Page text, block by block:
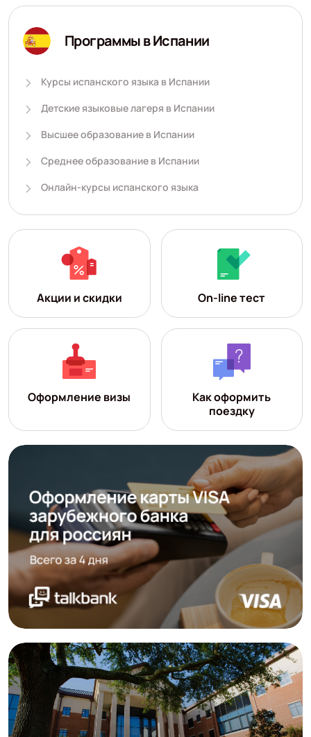
Программы в Испании
Курсы испанского языка в Испании
Детские языковые лагеря в Испании
Высшее образование в Испании
Среднее образование в Испании
Онлайн-курсы испанского языка
Акции и скидки On-line тест
Оформление визы
Как оформить
поездку